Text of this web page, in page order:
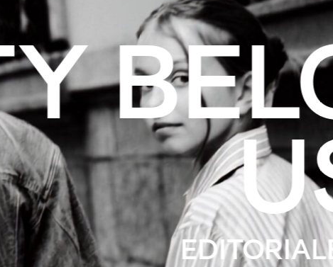
TO